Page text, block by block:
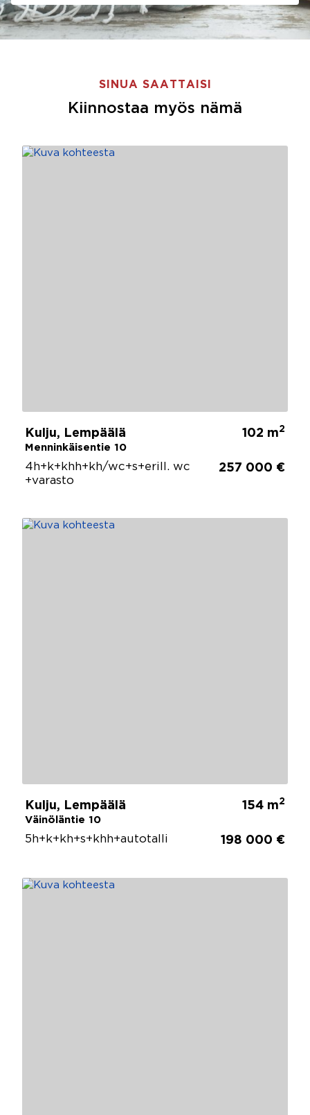
SINUA SAATTAISI
Kiinnostaa myös nämä
Kulju, Lempäälä
Menninkäisentie 10
102 m2
4h+k+khh+kh/wc+s+erill. wc
+varasto
257 000 €
Kulju, Lempäälä
Väinöläntie 10
154 m2
5h+k+kh+s+khh+autotalli 198 000 €